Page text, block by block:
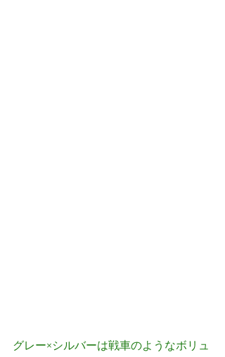
グレー×シルバーは戦車のようなボリュ